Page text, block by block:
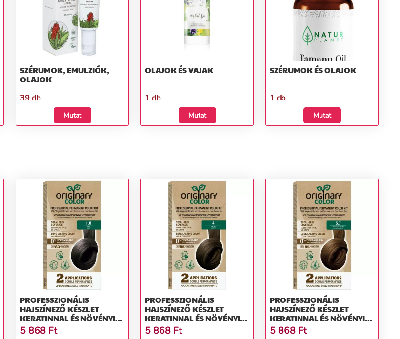
SZÉRUMOK, EMULZIÓK,
OLAJOK
39 db
Mutat
OLAJOK ÉS VAJAK
1 db
Mutat
SZÉRUMOK ÉS OLAJOK
1 db
Mutat
PROFESSZIONÁLIS
HAJSZÍNEZŐ KÉSZLET
KERATINNAL ÉS NÖVÉNYI
OLAJOKKAL - KÜLÖNBÖZŐ
5 868 Ft
PROFESSZIONÁLIS
HAJSZÍNEZŐ KÉSZLET
KERATINNAL ÉS NÖVÉNYI
OLAJOKKAL - KÜLÖNBÖZŐ
5 868 Ft
PROFESSZIONÁLIS
HAJSZÍNEZŐ KÉSZLET
KERATINNAL ÉS NÖVÉNYI
OLAJOKKAL - KÜLÖNBÖZŐ
5 868 Ft